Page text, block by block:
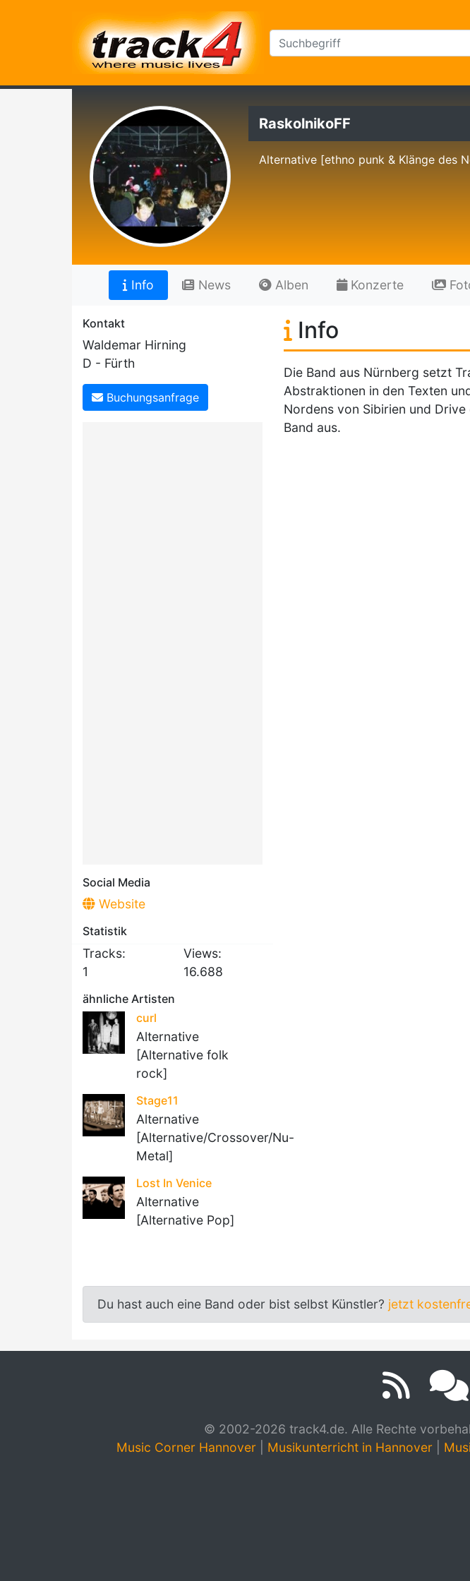
RaskolnikoFF
Alternative [ethno punk & Klänge des
Info News Alben Konzerte
Kontakt
Waldemar Hirning
D - Fürth
Buchungsanfrage
Social Media
Website
Statistik
Tracks:
1
Views:
16.688
ähnliche Artisten
curl
Alternative
[Alternative folk
rock]
Stage11
Alternative
[Alternative/Crossover/Nu-
Metal]
Lost In Venice
Alternative
[Alternative Pop]
Info
Die Band aus Nürnberg setzt
Abstraktionen in den Texten
Nordens von Sibirien und
Band aus.
Du hast auch eine Band oder bist selbst Künstler? jetzt
© 2002-2026 track4.de. Alle Rechte
Music Corner Hannover
Musikunterricht in Hannover